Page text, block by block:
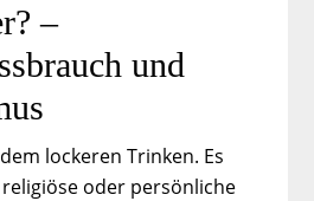
–
und
lockeren Trinken. Es
oder persönliche